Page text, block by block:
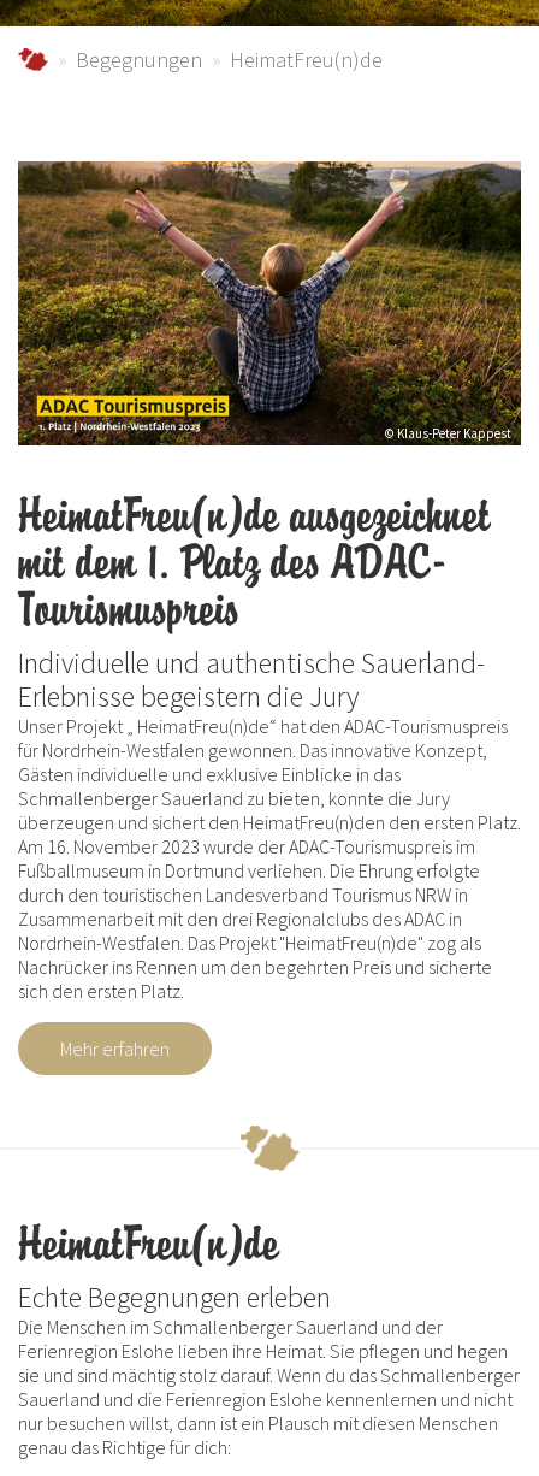
schmallenberger-sauerland.de
Begegnungen HeimatFreu(n)de
© Klaus-Peter Kappest
HeimatFreu(n)de ausgezeichnet
mit dem 1. Platz des ADAC-
Tourismuspreis
Individuelle und authentische Sauerland-
Erlebnisse begeistern die Jury
Unser Projekt „ HeimatFreu(n)de“ hat den ADAC-Tourismuspreis
für Nordrhein-Westfalen gewonnen. Das innovative Konzept,
Gästen individuelle und exklusive Einblicke in das
Schmallenberger Sauerland zu bieten, konnte die Jury
überzeugen und sichert den HeimatFreu(n)den den ersten Platz.
Am 16. November 2023 wurde der ADAC-Tourismuspreis im
Fußballmuseum in Dortmund verliehen. Die Ehrung erfolgte
durch den touristischen Landesverband Tourismus NRW in
Zusammenarbeit mit den drei Regionalclubs des ADAC in
Nordrhein-Westfalen. Das Projekt "HeimatFreu(n)de" zog als
Nachrücker ins Rennen um den begehrten Preis und sicherte
sich den ersten Platz.
Mehr erfahren
HeimatFreu(n)de
Echte Begegnungen erleben
Die Menschen im Schmallenberger Sauerland und der
Ferienregion Eslohe lieben ihre Heimat. Sie pflegen und hegen
sie und sind mächtig stolz darauf. Wenn du das Schmallenberger
Sauerland und die Ferienregion Eslohe kennenlernen und nicht
nur besuchen willst, dann ist ein Plausch mit diesen Menschen
genau das Richtige für dich: